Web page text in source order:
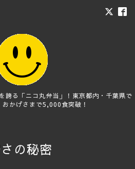
誇る「ニコ丸弁当」！東京都内・千葉県で
おかげさまで5,000食突破！
の秘密